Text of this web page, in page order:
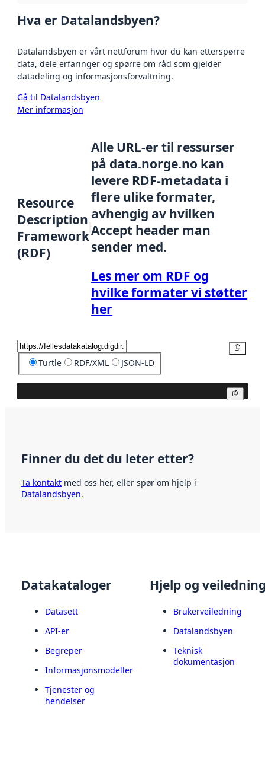
Hva er Datalandsbyen?
Datalandsbyen er vårt nettforum hvor du kan etterspørre
data, dele erfaringer og spørre om råd som gjelder
datadeling og informasjonsforvaltning.
Gå til Datalandsbyen
Mer informasjon
Resource
Description
Framework
(RDF)
Alle URL-er til ressurser
på data.norge.no kan
levere RDF-metadata i
flere ulike formater,
avhengig av hvilken
Accept header man
sender med.
Les mer om RDF og
hvilke formater vi støtter
her
Turtle RDF/XML JSON-LD
Finner du det du leter etter?
Ta kontakt med oss her, eller spør om hjelp i
Datalandsbyen.
Datakataloger
Datasett
API-er
Begreper
Informasjonsmodeller
Tjenester og
hendelser
Hjelp og
Brukerveiledning
Datalandsbyen
Teknisk
dokumentasjon